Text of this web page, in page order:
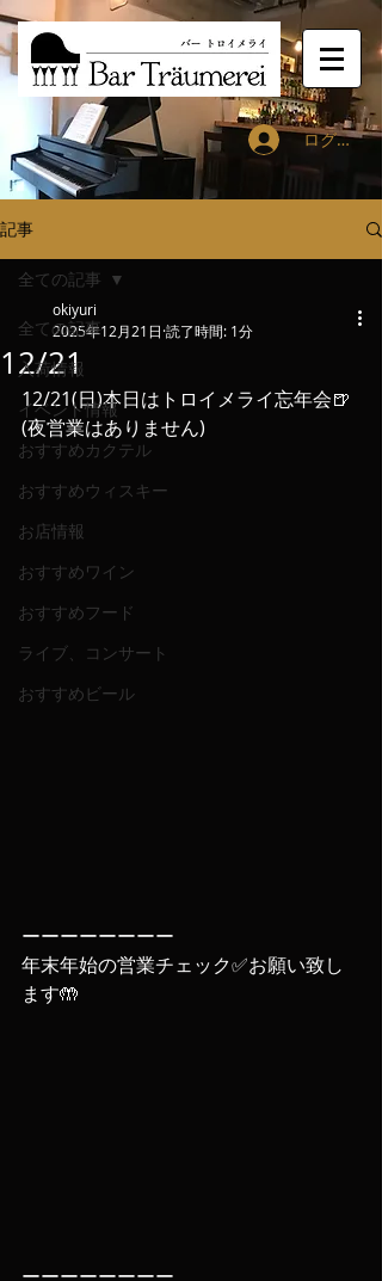
ログイン
記事
全ての記事
入荷情報
イベント情報
おすすめカクテル
おすすめウィスキー
お店情報
おすすめワイン
おすすめフード
ライブ、コンサート
おすすめビール
全ての記事
12/21
okiyuri
2025年12月21日 読了時間: 1分
12/21(日)本日はトロイメライ忘年会🍺
(夜営業はありません)
ーーーーーーーー
年末年始の営業チェック✅お願い致し
ます🤲